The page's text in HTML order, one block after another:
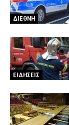
ΔΙΕΘΝΗ
ΕΙΔΗΣΕΙΣ